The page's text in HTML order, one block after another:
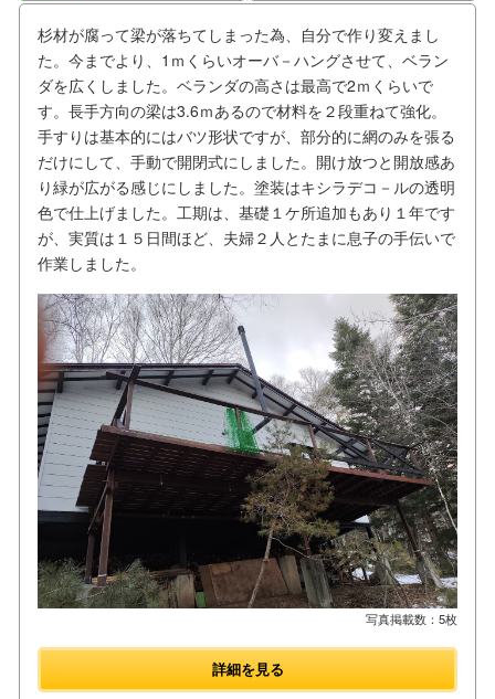
杉材が腐って梁が落ちてしまった為、自分で作り変えまし
た。今までより、1ｍくらいオーバ－ハングさせて、ベラン
ダを広くしました。ベランダの高さは最高で2ｍくらいで
す。長手方向の梁は3.6ｍあるので材料を２段重ねて強化。
手すりは基本的にはバツ形状ですが、部分的に網のみを張る
だけにして、手動で開閉式にしました。開け放つと開放感あ
り緑が広がる感じにしました。塗装はキシラデコ－ルの透明
色で仕上げました。工期は、基礎１ケ所追加もあり１年です
が、実質は１５日間ほど、夫婦２人とたまに息子の手伝いで
作業しました。
写真掲載数：5枚
詳細を見る